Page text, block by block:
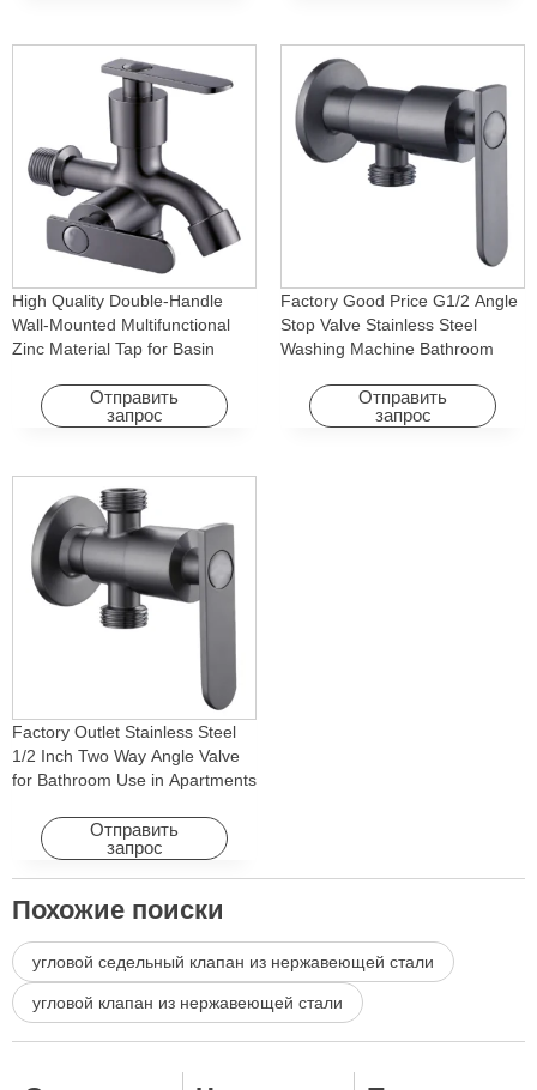
High Quality Double-Handle
Wall-Mounted Multifunctional
Zinc Material Tap for Basin
Homes
Отправить
запрос
Factory Good Price G1/2 Angle
Stop Valve Stainless Steel
Washing Machine Bathroom
Apartments & Hotels
Отправить
запрос
Factory Outlet Stainless Steel
1/2 Inch Two Way Angle Valve
for Bathroom Use in Apartments
Отправить
запрос
Похожие поиски
угловой седельный клапан из нержавеющей стали
угловой клапан из нержавеющей стали